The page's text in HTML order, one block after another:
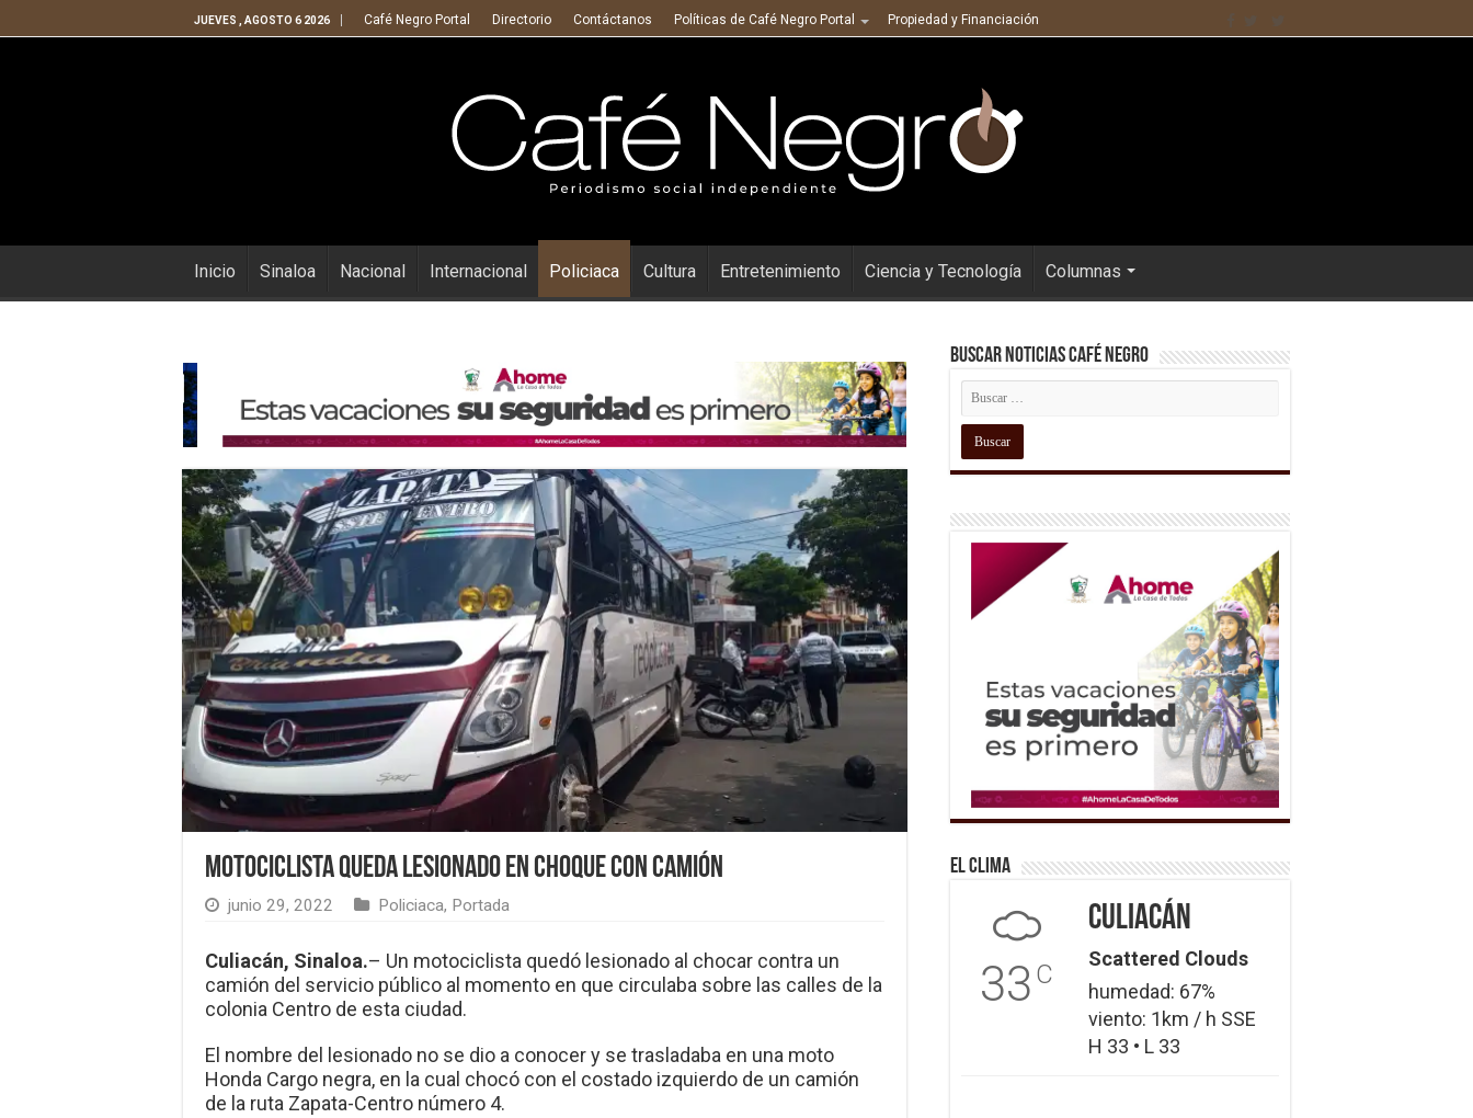
JUEVES , AGOSTO 6 2026 Café Negro Portal Directorio Contáctanos Políticas de Café Negro Portal Propiedad y Financiación
Inicio Sinaloa Nacional Internacional Policiaca Cultura Entretenimiento Ciencia y Tecnología Columnas
Motociclista queda lesionado en choque con camión
junio 29, 2022 Policiaca, Portada
Culiacán, Sinaloa.– Un motociclista quedó lesionado al chocar contra un
camión del servicio público al momento en que circulaba sobre las calles de la
colonia Centro de esta ciudad.
El nombre del lesionado no se dio a conocer y se trasladaba en una moto
Honda Cargo negra, en la cual chocó con el costado izquierdo de un camión
de la ruta Zapata-Centro número 4.
Buscar Noticias Café Negro
El Clima
33 C
Culiacán
Scattered Clouds
humedad: 67%
viento: 1km / h SSE
H 33 • L 33